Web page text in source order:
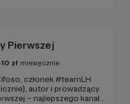
Pierwszej
zł miesięcznie
członek #teamLH
autor i prowadzący
– najlepszego kanału